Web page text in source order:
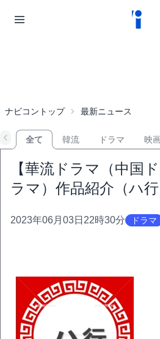
ナビコントップ 最新ニュース
全て 韓流 ドラマ 映
【華流ドラマ（中国
ラマ）作品紹介（ハ
2023年06月03日22時30分 ドラマ